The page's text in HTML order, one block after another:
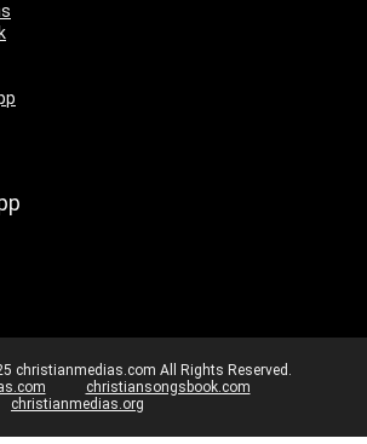
christianmedias.com All Rights Reserved.
christiansongsbook.com
christianmedias.org